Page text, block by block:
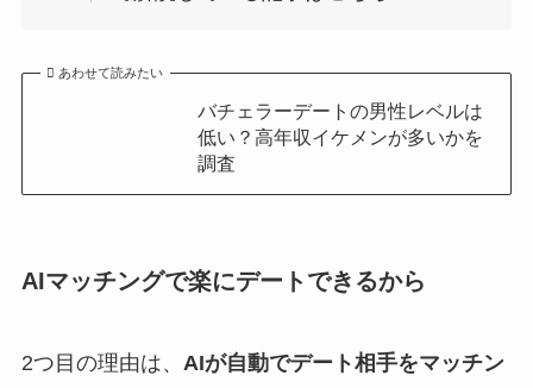
あわせて読みたい
バチェラーデートの男性レベルは
低い？高年収イケメンが多いかを
調査
AIマッチングで楽にデートできるから
2つ目の理由は、 AIが自動でデート相手をマッチン